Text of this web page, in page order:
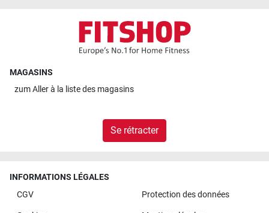
MAGASINS
zumAller à la liste des magasins
Se rétracter
INFORMATIONS LÉGALES
CGV
Protection des données